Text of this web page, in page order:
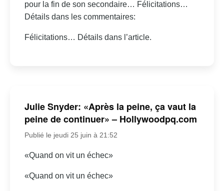
pour la fin de son secondaire… Félicitations…
Détails dans les commentaires:
Félicitations… Détails dans l’article.
Julie Snyder: «Après la peine, ça vaut la
peine de continuer» – Hollywoodpq.com
Publié le jeudi 25 juin à 21:52
«Quand on vit un échec»
«Quand on vit un échec»